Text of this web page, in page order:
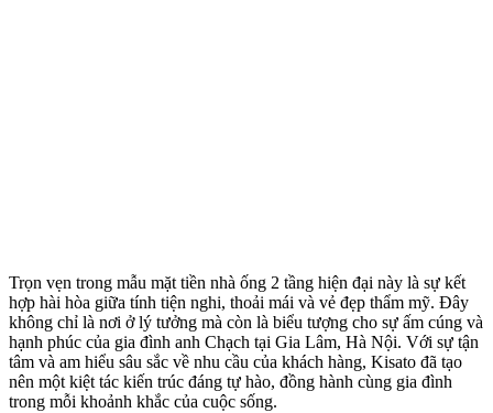
Trọn vẹn trong mẫu mặt tiền nhà ống 2 tầng hiện đại này là sự kết
hợp hài hòa giữa tính tiện nghi, thoải mái và vẻ đẹp thẩm mỹ. Đây
không chỉ là nơi ở lý tưởng mà còn là biểu tượng cho sự ấm cúng và
hạnh phúc của gia đình anh Chạch tại Gia Lâm, Hà Nội. Với sự tận
tâm và am hiểu sâu sắc về nhu cầu của khách hàng, Kisato đã tạo
nên một kiệt tác kiến trúc đáng tự hào, đồng hành cùng gia đình
trong mỗi khoảnh khắc của cuộc sống.